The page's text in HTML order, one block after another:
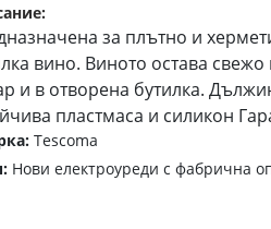
за плътно и
вино. Виното остава
и в отворена бутилка.
пластмаса и силикон
Tescoma
Нови електроуреди с фабрична